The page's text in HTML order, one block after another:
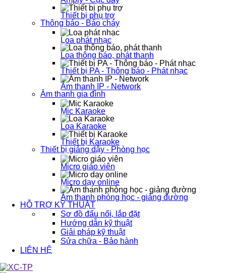
Thiết bị phụ trợ
Thông báo - Báo cháy
Loa phát nhạc
Loa thông báo, phát thanh
Thiết bị PA - Thông báo - Phát nhạc
Âm thanh IP - Network
Âm thanh gia đình
Mic Karaoke
Loa Karaoke
Thiết bị Karaoke
Thiết bị giảng dậy - Phòng học
Micro giáo viên
Micro dạy online
Âm thanh phòng học - giảng đường
HỖ TRỢ KỸ THUẬT
Sơ đồ đấu nối, lắp đặt
Hướng dẫn kỹ thuật
Giải pháp kỹ thuật
Sửa chữa - Bảo hành
LIÊN HỆ